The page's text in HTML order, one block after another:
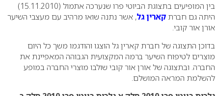
בין המופיעים בתצוגת הביוטי פרו שנערכה אתמול (15.11.2010)
היתה גם חברת קארין גל, אשר נתנה שואו מרהיב עם מעצבי השיער
אורן אור קובי.
בדוכן התצוגה של חברת קארין גל הוצגו והודגמו משך כל היום
מוצרים לטיפוח השיער ברמה המקצועית הגבוהה המאפיינת את
החברה. ובתצוגה של אורן אור קובי שולבו מוצרי החברה במופע
להשלמת המראה המושלם.